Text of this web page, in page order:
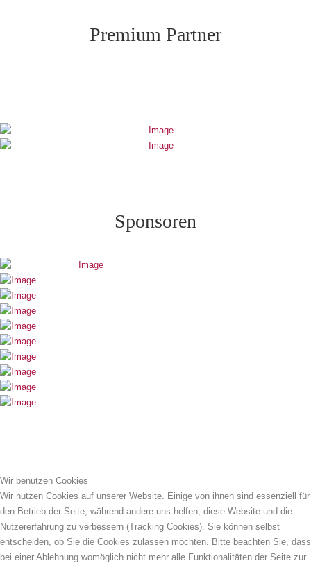
Premium Partner
Sponsoren
Wir benutzen Cookies
Wir nutzen Cookies auf unserer Website. Einige von ihnen sind essenziell für
den Betrieb der Seite, während andere uns helfen, diese Website und die
Nutzererfahrung zu verbessern (Tracking Cookies). Sie können selbst
entscheiden, ob Sie die Cookies zulassen möchten. Bitte beachten Sie, dass
bei einer Ablehnung womöglich nicht mehr alle Funktionalitäten der Seite zur